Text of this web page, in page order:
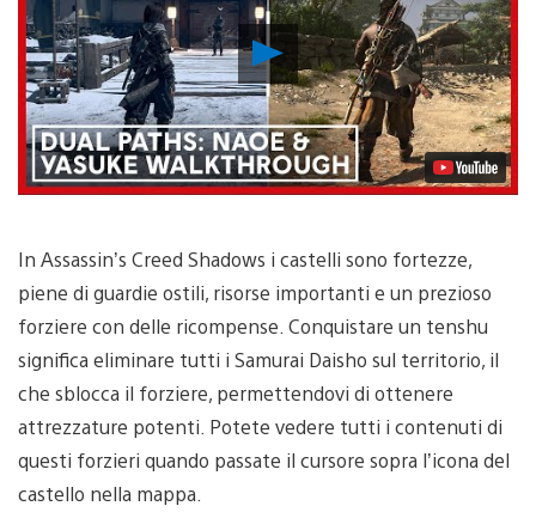
Riproduci
video
In Assassin’s Creed Shadows i castelli sono fortezze,
piene di guardie ostili, risorse importanti e un prezioso
forziere con delle ricompense. Conquistare un tenshu
significa eliminare tutti i Samurai Daisho sul territorio, il
che sblocca il forziere, permettendovi di ottenere
attrezzature potenti. Potete vedere tutti i contenuti di
questi forzieri quando passate il cursore sopra l’icona del
castello nella mappa.